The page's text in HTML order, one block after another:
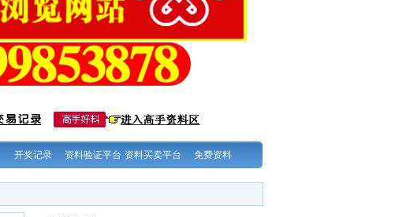
开奖记录 资料验证平台 资料买卖平台 免费资料